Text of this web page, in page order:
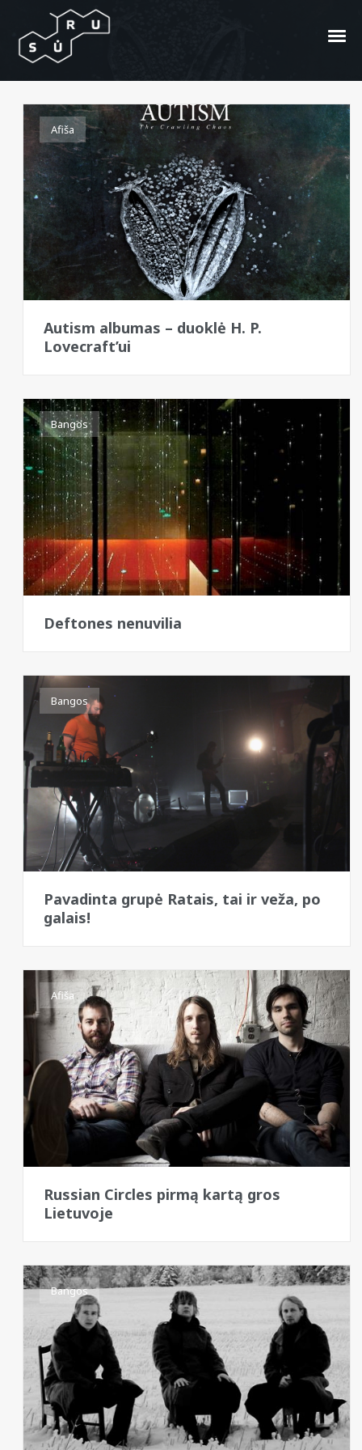
post metal
Afiša
Autism albumas – duoklė H. P.
Lovecraft’ui
Bangos
Deftones nenuvilia
Bangos
Pavadinta grupė Ratais, tai ir veža, po
galais!
Afiša
Russian Circles pirmą kartą gros
Lietuvoje
Bangos